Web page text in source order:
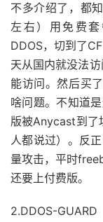
不多介绍了，都
左右）用免费套
DDOS，切到了
天从国内就没法
能访问。然后买
啥问题。不知道
版被Anycast到了
人都说过）。反
量攻击，平时
还要上付费版。
2.DDOS-